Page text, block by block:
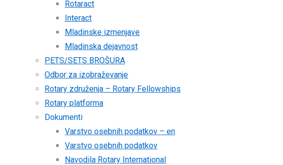
Rotaract
Interact
Mladinske izmenjave
Mladinska dejavnost
PETS/SETS BROŠURA
Odbor za izobraževanje
Rotary združenja – Rotary Fellowships
Rotary platforma
Dokumenti
Varstvo osebnih podatkov – en
Varstvo osebnih podatkov
Navodila Rotary International